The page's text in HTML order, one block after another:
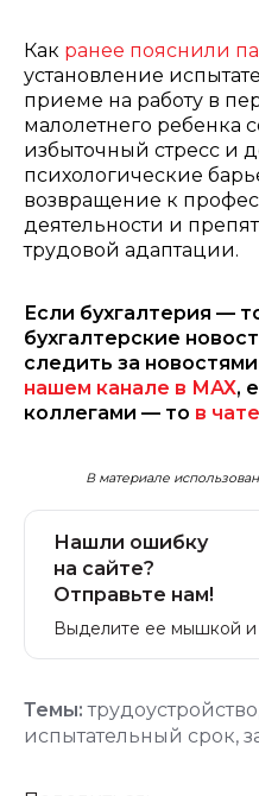
Как ранее пояснили
установление
приеме на работу в
малолетнего ребенка
избыточный стресс и
психологические
возвращение к
деятельности и
трудовой адаптации.
Если бухгалтерия —
бухгалтерские
следить за
нашем канале в МАХ,
коллегами — то в
В материале
Нашли ошибку
на сайте?
Отправьте нам!
Выделите ее мышкой
Темы: трудоустройство
испытательный срок,